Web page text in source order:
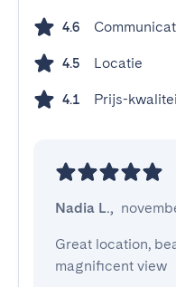
4.6
4.5 Locatie
4.1 Prijs-
Nadia L.,
Great location,
magnificent view